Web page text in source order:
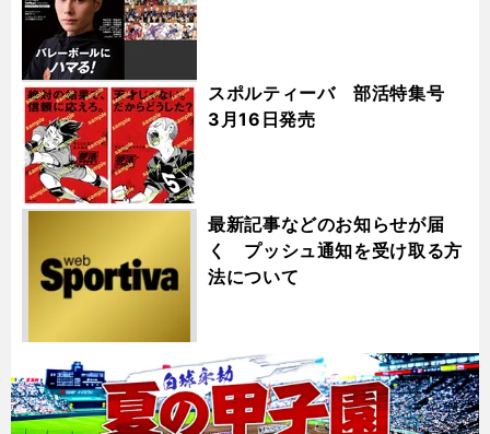
スポルティーバ 部活特集号
3月16日発売
最新記事などのお知らせが届
く プッシュ通知を受け取る方
法について